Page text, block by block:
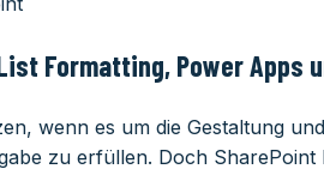
Formatting, Power Apps
wenn es um die Gestaltung
zu erfüllen. Doch